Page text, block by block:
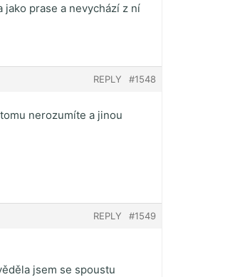
prase a nevychází z ní
#1548
REPLY
nerozumíte a jinou
#1549
REPLY
jsem se spoustu